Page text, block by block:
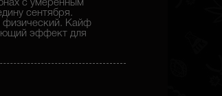
с умеренным
сентября.
физический. Кайф
эффект для